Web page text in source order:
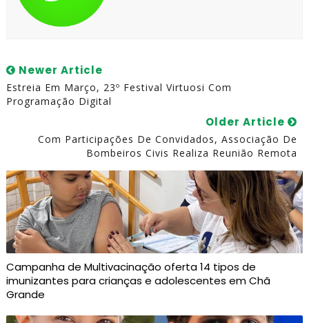
Newer Article
Estreia Em Março, 23º Festival Virtuosi Com
Programação Digital
Older Article
Com Participações De Convidados, Associação De
Bombeiros Civis Realiza Reunião Remota
Campanha de Multivacinação oferta 14 tipos de
imunizantes para crianças e adolescentes em Chã
Grande